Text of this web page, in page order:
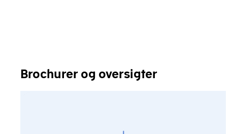
Brochurer og oversigter